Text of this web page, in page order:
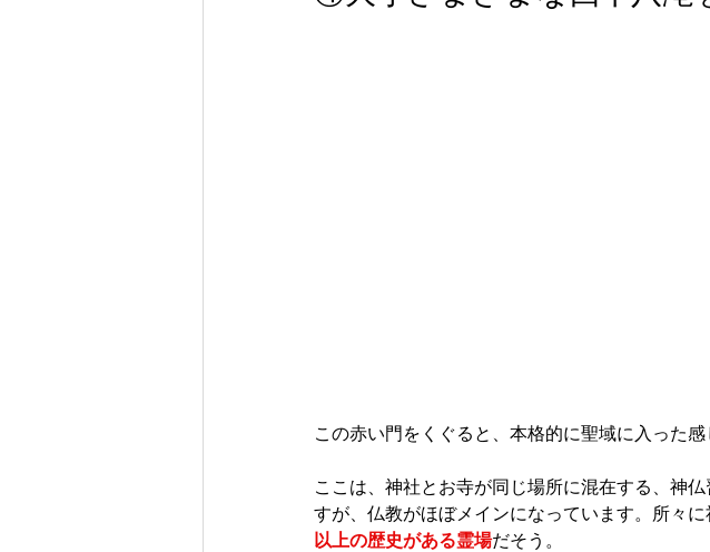
この赤い門をくぐると、本格的に聖域に入った感
ここは、神社とお寺が同じ場所に混在する、神
すが、仏教がほぼメインになっています。所々
以上の歴史がある霊場だそう。